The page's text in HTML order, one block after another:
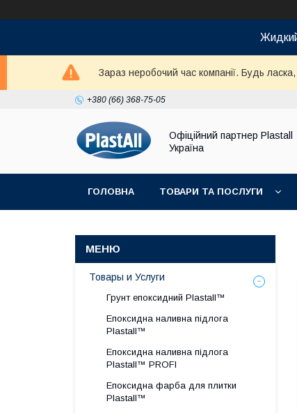
Зараз неробочий час компанії. Будь
+380 (66) 368-75-05
Офіційний партнер Plastall
Україна
ГОЛОВНА ТОВАРИ ТА ПОСЛУГИ
Товары и Услуги
Грунт епоксидний Plastall™
Епоксидна наливна підлога
Plastall™
Епоксидна наливна підлога
Plastall™ PROFI
Епоксидна фарба для плитки
Plastall™